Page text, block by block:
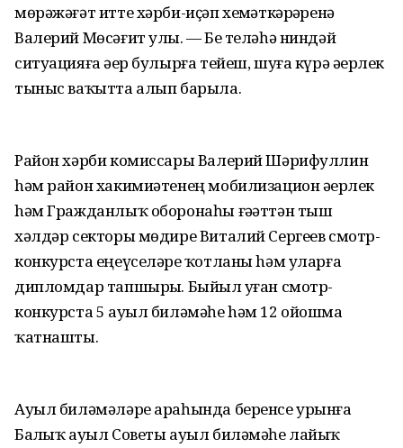
мөрәжәғәт итте хәрби-иҫәп хеҙмәткәрҙәренә
Валерий Мөсәғит улы. — Беҙ теләһә ниндәй
ситуацияға әҙер булырға тейеш, шуға күрә әҙерлек
тыныс ваҡытта алып барыла.
Район хәрби комиссары Валерий Шәрифуллин
hәм район хакимиәтенең мобилизацион әҙерлек
hәм Гражданлыҡ оборонаһы ғәҙәттән тыш
хәлдәр секторы мөдире Виталий Сергеев смотр-
конкурста еңеүселәрҙе ҡотланы hәм уларға
дипломдар тапшырҙы. Быйыл уҙған смотр-
конкурста 5 ауыл биләмәһе hәм 12 ойошма
ҡатнашты.
Ауыл биләмәләре араһында беренсе урынға
Баҙлыҡ ауыл Советы ауыл биләмәһе лайыҡ